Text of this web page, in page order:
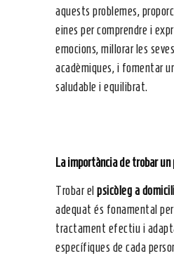
aquests problemes,
eines per comprendre i
emocions, millorar les
acadèmiques, i fomentar
saludable i equilibrat.
La importància de trobar un
Trobar el psicòleg a
adequat és fonamental
tractament efectiu i
específiques de cada